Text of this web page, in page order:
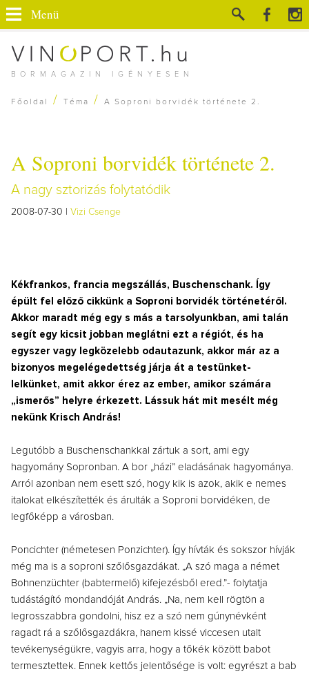
BORMAGAZIN IGÉNYESEN
Menü
Főoldal / Téma / A Soproni borvidék története 2.
A Soproni borvidék története 2.
A nagy sztorizás folytatódik
2008-07-30 | Vizi Csenge
Kékfrankos, francia megszállás, Buschenschank. Így
épült fel előző cikkünk a Soproni borvidék történetéről.
Akkor maradt még egy s más a tarsolyunkban, ami talán
segít egy kicsit jobban meglátni ezt a régiót, és ha
egyszer vagy legközelebb odautazunk, akkor már az a
bizonyos megelégedettség járja át a testünket-
lelkünket, amit akkor érez az ember, amikor számára
„ismerős” helyre érkezett. Lássuk hát mit mesélt még
nekünk Krisch András!
Legutóbb a Buschenschankkal zártuk a sort, ami egy
hagyomány Sopronban. A bor „házi” eladásának hagyománya.
Arról azonban nem esett szó, hogy kik is azok, akik e nemes
italokat elkészítették és árulták a Soproni borvidéken, de
legfőképp a városban.
Poncichter (németesen Ponzichter). Így hívták és sokszor hívják
még ma is a soproni szőlősgazdákat. „A szó maga a német
Bohnenzüchter (babtermelő) kifejezésből ered.”- folytatja
tudástágító mondandóját András. „Na, nem kell rögtön a
legrosszabbra gondolni, hisz ez a szó nem gúnynévként
ragadt rá a szőlősgazdákra, hanem kissé viccesen utalt
tevékenységükre, vagyis arra, hogy a tőkék között babot
termesztettek. Ennek kettős jelentősége is volt: egyrészt a bab